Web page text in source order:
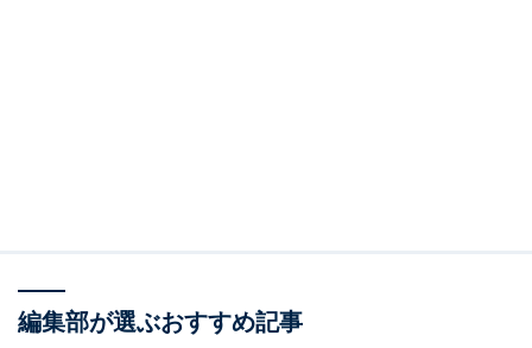
あり、観光と地域文化を満喫できる拠点として多くの
人々に利用されています。
編集部が選ぶおすすめ記事